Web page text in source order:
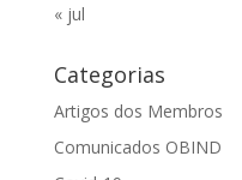
« jul
Categorias
Artigos dos Membros
Comunicados OBIND